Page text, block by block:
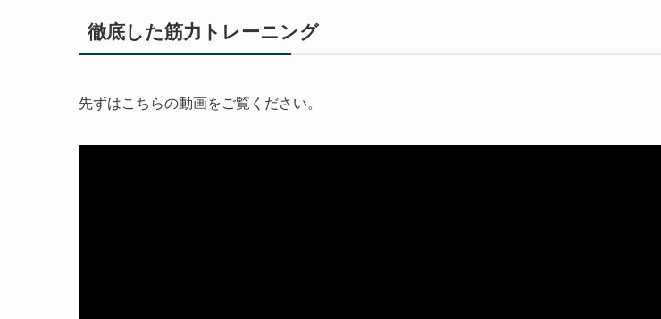
徹底した筋力トレーニング
先ずはこちらの動画をご覧ください。